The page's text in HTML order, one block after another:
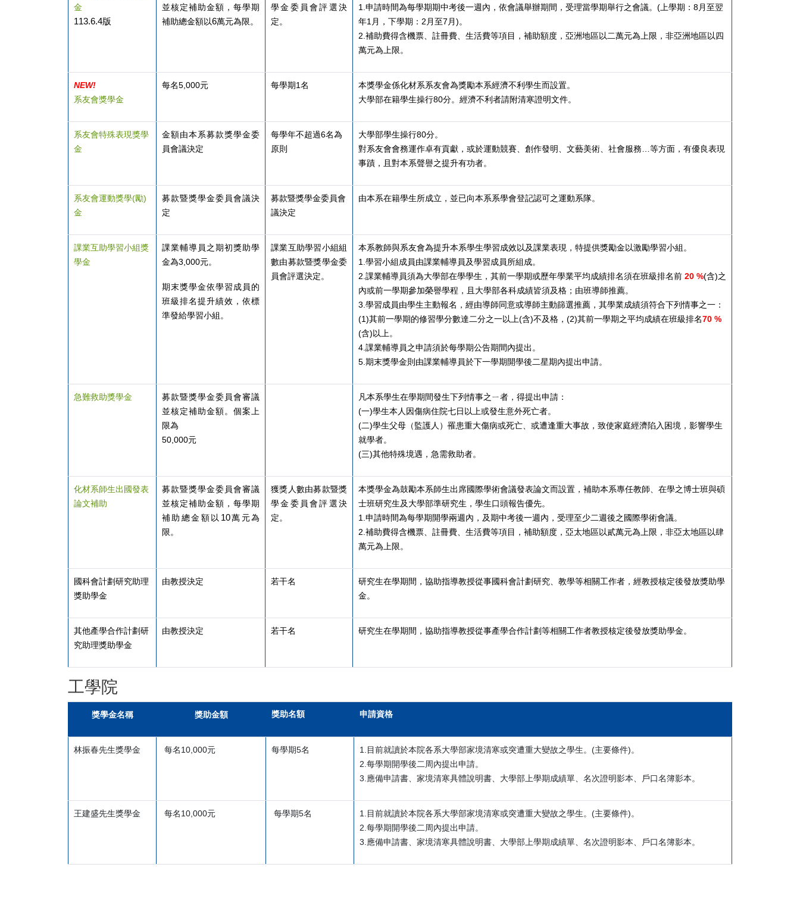
金
113.6.4版
並核定補助金額，每學期
補助總金額以6萬元為限。
學金委員會評選決
定。
1.申請時間為每學期期中考後一週內，依會議舉辦期間，受理當學期舉行之會議。(上學期：8月至翌
年1月，下學期：2月至7月)。
2. 補助費得含機票、註冊費、生活費等項目，補助額度，亞洲地區以二萬元為上限，非亞洲地區以四
萬元為上限。
NEW!
系友會獎學金
每名5,000元 每學期1名
本獎學金係化材系系友會為獎勵本系經濟不利學生而設置。
大學部在籍學生操行80分。經濟不利者請附清寒證明文件。
系友會特殊表現獎學
金
金額由本系募款獎學金委
員會議決定
每學年不超過6名為
原則
大學部學生操行80分。
對系友會會務運作卓有貢獻，或於運動競賽、創作發明、文藝美術、社會服務…等方面，有優良表現
事蹟，且對本系聲譽之提升有功者。
系友會運動獎學(勵)
金
募款暨獎學金委員會議決
定
募款暨獎學金委員會
議決定
由本系在籍學生所成立，並已向本系系學會登記認可之運動系隊。
課業互助學習小組獎
學金
課業輔導員之期初獎助學
金為3,000元。
期末獎學金依學習成員的
班級排名提升績效，依標
準發給學習小組。
課業互助學習小組組
數由募款暨獎學金委
員會評選決定。
本系教師與系友會為提升本系學生學習成效以及課業表現，特提供獎勵金以激勵學習小組。
1. 學習小組成員由課業輔導員及學習成員所組成。
2. 課業輔導員須為大學部在學學生，其前一學期或歷年學業平均成績排名須在班級排名前 20 %(含)之
內或前一學期參加榮譽學程，且大學部各科成績皆須及格；由班導師推薦。
3. 學習成員由學生主動報名，經由導師同意或導師主動篩選推薦，其學業成績須符合下列情事之一：
(1)其前一學期的修習學分數達二分之一以上(含)不及格，(2)其前一學期之平均成績在班級排名70 %
(含)以上。
4. 課業輔導員之申請須於每學期公告期間內提出。
5. 期末獎學金則由課業輔導員於下一學期開學後二星期內提出申請。
急難救助獎學金
募款暨獎學金委員會審議
並核定補助金額。個案上
限為
50,000元
凡本系學生在學期間發生下列情事之ㄧ者，得提出申請：
(一)學生本人因傷病住院七日以上或發生意外死亡者。
(二)學生父母（監護人）罹患重大傷病或死亡、或遭逢重大事故，致使家庭經濟陷入困境，影響學生
就學者。
(三)其他特殊境遇，急需救助者。
化材系師生出國發表
論文補助
募款暨獎學金委員會審議
並核定補助金額，每學期
補助總金額以 10萬元為
限。
獲獎人數由募款暨獎
學金委員會評選決
定。
本獎學金為鼓勵本系師生出席國際學術會議發表論文而設置，補助本系專任教師、在學之博士班與碩
士班研究生及大學部準研究生，學生口頭報告優先。
1. 申請時間為每學期開學兩週內，及期中考後一週內，受理至少二週後之國際學術會議。
2. 補助費得含機票、註冊費、生活費等項目，補助額度，亞太地區以貳萬元為上限，非亞太地區以肆
萬元為上限。
國科會計劃研究助理
獎助學金
由教授決定 若干名
研究生在學期間，協助指導教授從事國科會計劃研究、教學等相關工作者，經教授核定後發放獎助學
金。
其他產學合作計劃研
究助理獎助學金
由教授決定 若干名 研究生在學期間，協助指導教授從事產學合作計劃等相關工作者教授核定後發放獎助學金。
工學院
獎學金名稱 獎助金額 獎助名額 申請資格
林振春先生獎學金 每名10,000元 每學期5名 1. 目前就讀於本院各系大學部家境清寒或突遭重大變故之學生。 (主要條件)。
2. 每學期開學後二周內提出申請。
3. 應備申請書、家境清寒具體說明書、大學部上學期成績單、名次證明影本、戶口名簿影本。
王建盛先生獎學金 每名10,000元 每學期5名 1. 目前就讀於本院各系大學部家境清寒或突遭重大變故之學生。 (主要條件)。
2. 每學期開學後二周內提出申請。
3. 應備申請書、家境清寒具體說明書、大學部上學期成績單、名次證明影本、戶口名簿影本。